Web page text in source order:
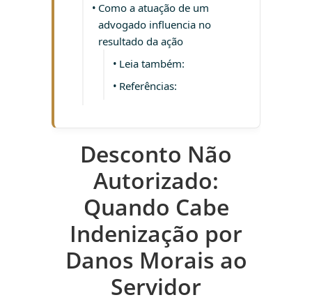
Como a atuação de um
advogado influencia no
resultado da ação
Leia também:
Referências:
Desconto Não
Autorizado:
Quando Cabe
Indenização por
Danos Morais ao
Servidor